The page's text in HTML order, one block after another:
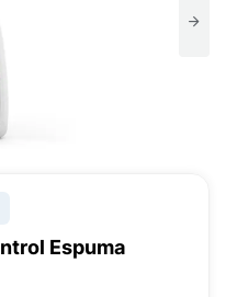
Espuma